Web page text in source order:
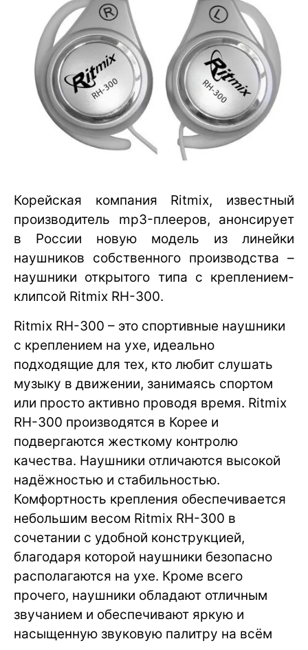
Корейская компания Ritmix, известный
производитель mp3-плееров, анонсирует
в России новую модель из линейки
наушников собственного производства –
наушники открытого типа с креплением-
клипсой Ritmix RH-300.
Ritmix RH-300 – это спортивные наушники
с креплением на ухе, идеально
подходящие для тех, кто любит слушать
музыку в движении, занимаясь спортом
или просто активно проводя время. Ritmix
RH-300 производятся в Корее и
подвергаются жесткому контролю
качества. Наушники отличаются высокой
надёжностью и стабильностью.
Комфортность крепления обеспечивается
небольшим весом Ritmix RH-300 в
сочетании с удобной конструкцией,
благодаря которой наушники безопасно
располагаются на ухе. Кроме всего
прочего, наушники обладают отличным
звучанием и обеспечивают яркую и
насыщенную звуковую палитру на всём